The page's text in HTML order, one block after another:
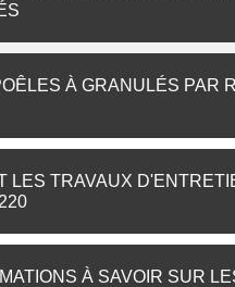
À GRANULÉS PAR
LES TRAVAUX
À SAVOIR SUR